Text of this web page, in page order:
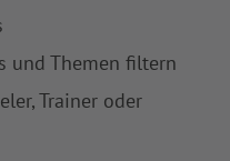
und Themen filtern
Trainer oder